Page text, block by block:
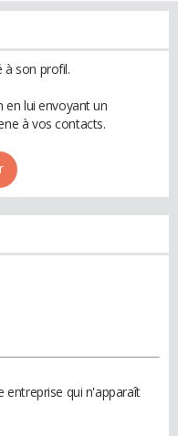
à son profil.
en lui envoyant un
à vos contacts.
entreprise qui n'apparaît